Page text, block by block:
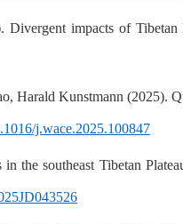
impacts of Tibetan
Harald Kunstmann (2025).
j.wace.2025.100847
southeast Tibetan